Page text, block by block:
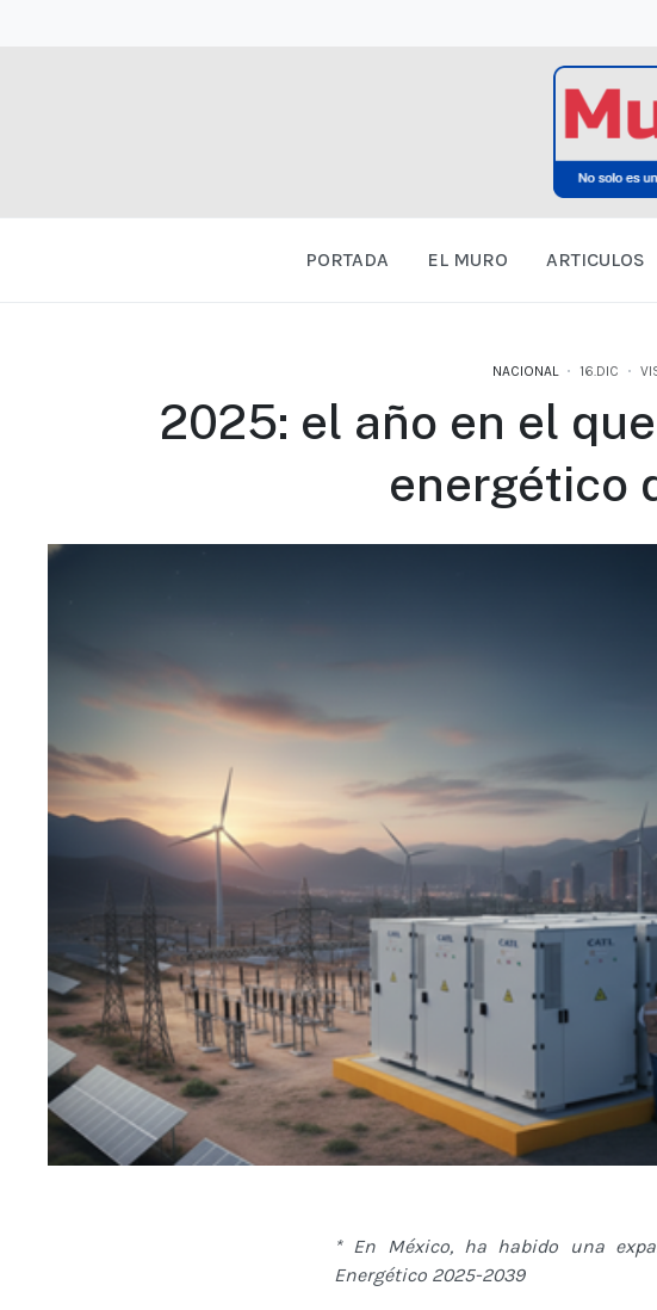
PORTADA EL MURO ARTICULOS
NACIONAL 16.DIC
2025: el año en el
energético
* En México, ha habido una
Energético 2025-2039